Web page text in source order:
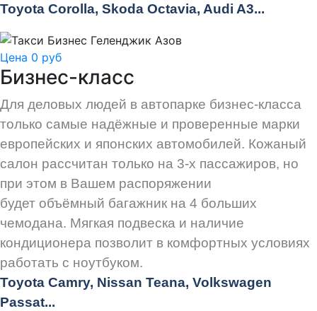
Toyota Corolla, Skoda Octavia, Audi A3...
Цена 0 руб
Бизнес-класс
Для деловых людей в автопарке бизнес-класса
только самые надёжные и проверенные марки
европейских и японских автомобилей. Кожаный
салон рассчитан только на 3-х пассажиров, но
при этом в Вашем распоряжении
будет объёмный багажник на 4 больших
чемодана. Мягкая подвеска и наличие
кондиционера позволит в комфортных условиях
работать с ноутбуком.
Toyota Camry, Nissan Teana, Volkswagen
Passat...